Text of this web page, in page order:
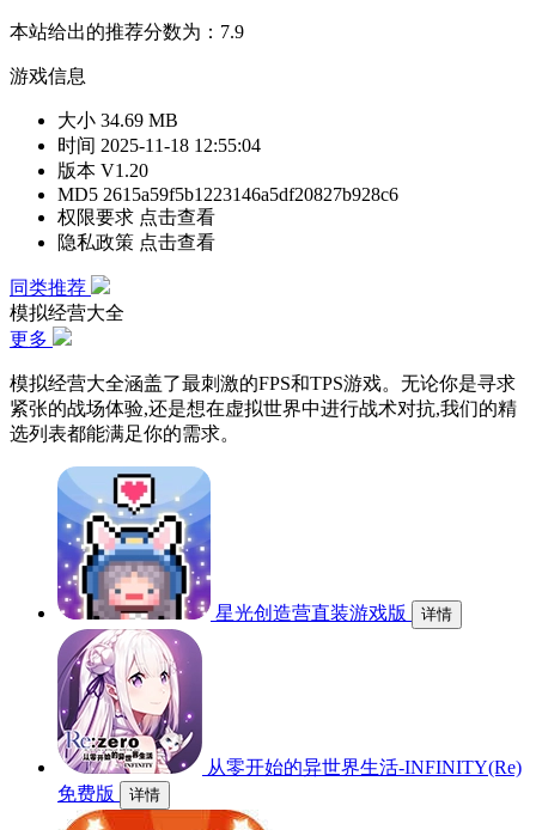
本站给出的推荐分数为：7.9
游戏信息
大小 34.69 MB
时间 2025-11-18 12:55:04
版本 V1.20
MD5 2615a59f5b1223146a5df20827b928c6
权限要求 点击查看
隐私政策 点击查看
同类推荐
模拟经营大全
更多
模拟经营大全涵盖了最刺激的FPS和TPS游戏。无论你是寻求
紧张的战场体验,还是想在虚拟世界中进行战术对抗,我们的精
选列表都能满足你的需求。
星光创造营直装游戏版 详情
从零开始的异世界生活-INFINITY(Re)
免费版
详情